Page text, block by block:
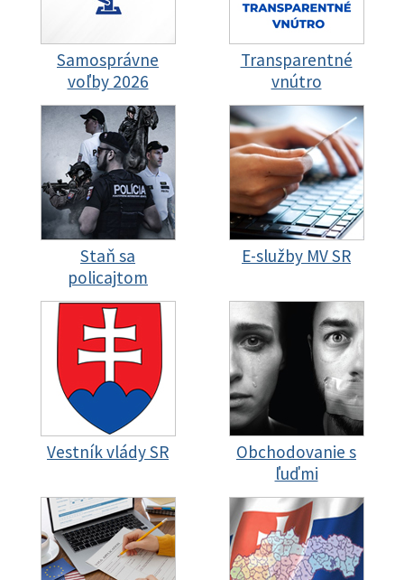
Samosprávne
voľby 2026
Transparentné
vnútro
Staň sa
policajtom
E-služby MV SR
Vestník vlády SR
Obchodovanie s
ľuďmi